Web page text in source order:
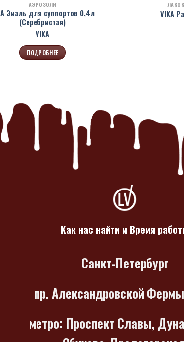
АЭРОЗОЛИ
Эмаль для суппортов 0,4л
(Серебристая)
VIKA
ПОДРОБНЕЕ
VIKA
Как нас найти и Время
Санкт-Петербург
пр. Александровской
метро: Проспект Славы,